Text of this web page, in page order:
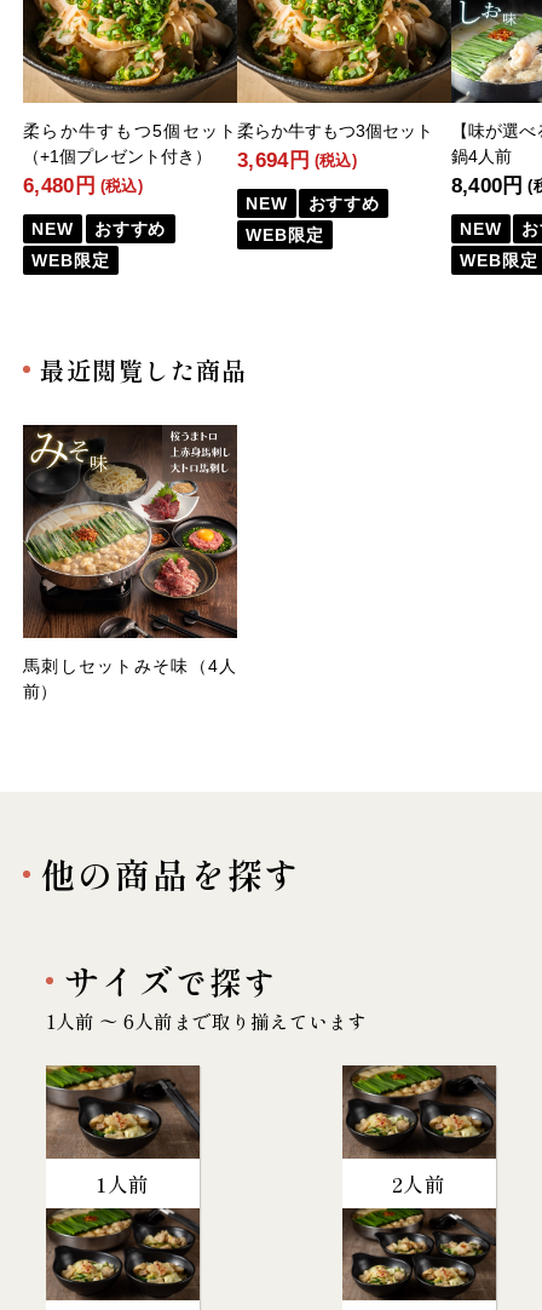
柔らか牛すもつ5個セット
（+1個プレゼント付き）
6,480円 (税込)
NEW
おすすめ
WEB限定
柔らか牛すもつ3個セット
3,694円 (税込)
NEW
おすすめ
WEB限定
【味が選
鍋4人前
8,400円 (
NEW
WEB限定
最近閲覧した商品
馬刺しセットみそ味（4人
前）
他の商品を探す
サイズで探す
1人前 〜 6人前まで取り揃えています
1人前 2人前